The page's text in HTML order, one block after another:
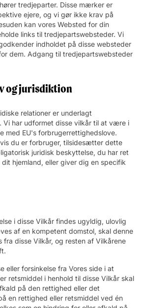
tredjeparter. Disse mærker er
ejere, og vi gør ikke krav på
kan vores Websted for din
links til tredjepartswebsteder. Vi
indholdet på disse websteder
dem. Adgang til tredjepartswebsteder
og jurisdiktion
relationer er underlagt
Vi har udformet disse vilkår til at være i
med EU's forbrugerrettighedslove.
du er forbruger, tilsidesætter dette
juridisk beskyttelse, du har ret
hjemland, eller giver dig en specifik
i disse Vilkår findes ugyldig, ulovlig
af en kompetent domstol, skal denne
fra disse Vilkår, og resten af Vilkårene
eller forsinkelse fra Vores side i at
retsmiddel i henhold til disse Vilkår skal
på den rettighed eller det
en rettighed eller retsmiddel ved én